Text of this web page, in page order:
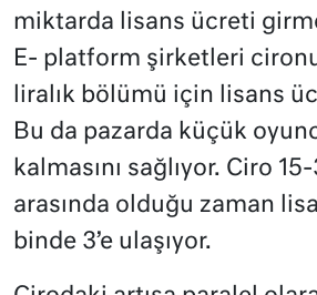
miktarda lisans ücreti
E- platform şirketleri
liralık bölümü için lisans
Bu da pazarda küçük
kalmasını sağlıyor. Ciro
arasında olduğu zaman
binde 3’e ulaşıyor.